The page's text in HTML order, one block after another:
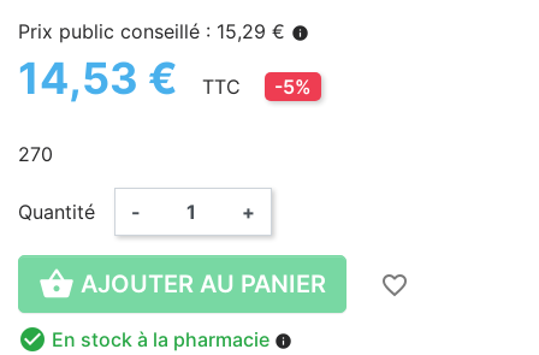
Prix public conseillé : 15,29 € info
14,53 € TTC -5%
270
Quantité - +
 AJOUTER AU PANIER
favorite_border
 En stock à la pharmacie info